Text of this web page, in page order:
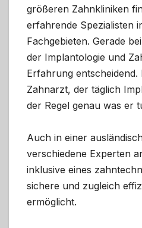
größeren Zahnkliniken
erfahrende Spezialisten
Fachgebieten. Gerade bei
der Implantologie und
Erfahrung entscheidend.
Zahnarzt, der täglich
der Regel genau was er
Auch in einer
verschiedene Experten
inklusive eines
sichere und zugleich
ermöglicht.